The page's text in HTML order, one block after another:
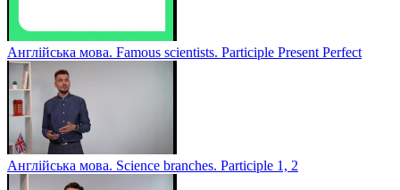
Англійська мова. Famous scientists. Participle Present Perfect
Англійська мова. Sсience branches. Participle 1, 2